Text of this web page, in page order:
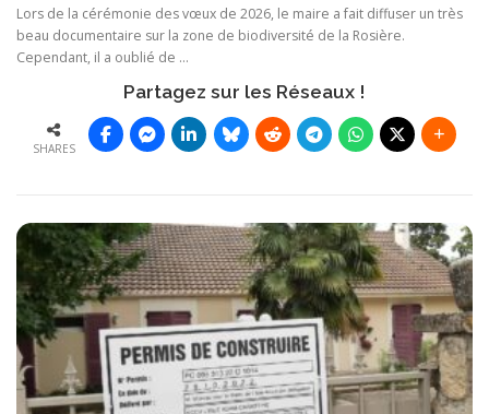
Lors de la cérémonie des vœux de 2026, le maire a fait diffuser un très
beau documentaire sur la zone de biodiversité de la Rosière.
Cependant, il a oublié de …
Partagez sur les Réseaux !
SHARES